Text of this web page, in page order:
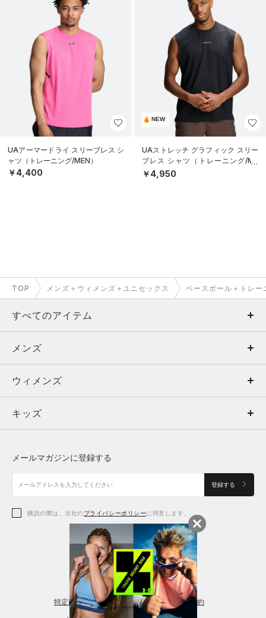
UAアーマードライ スリーブレス シ
ャツ（トレーニング/MEN）
￥4,400
NEW
UAストレッチ グラフィック スリー
ブレス シャツ（トレーニング/ME
N）
￥4,950
TOP メンズ＋ウィメンズ＋ユニセックス ベースボール＋トレ
すべてのアイテム
メンズ
ウィメンズ
キッズ
アクセサリー
メンズ
トップス
ボトムス
アクセサリー
ウィメンズ
トップス
シューズ
アクセサリー
レギンス＆タイツ
キッズ
シューズ
メールマガジンに登録する
登録する
購読の際は、当社のプライバシーポリシーに同意します。
特定商取引法に基づく通販の表記 会員規約